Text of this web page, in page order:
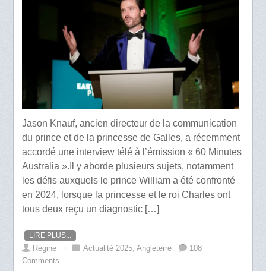
Jason Knauf, ancien directeur de la communication
du prince et de la princesse de Galles, a récemment
accordé une interview télé à l’émission « 60 Minutes
Australia ».Il y aborde plusieurs sujets, notamment
les défis auxquels le prince William a été confronté
en 2024, lorsque la princesse et le roi Charles ont
tous deux reçu un diagnostic […]
LIRE PLUS...
Régine ⋅ Actualité 2025,Angleterre
108
Comments